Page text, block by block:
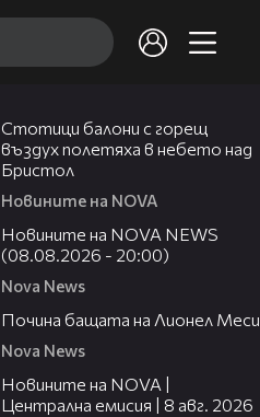
Стотици балони с горещ
въздух полетяха в небето над
Бристол
Новините на NOVA
Новините на NOVA NEWS
(08.08.2026 - 20:00)
Nova News
Почина бащата на Лионел Меси
Nova News
Новините на NOVA |
Централна емисия | 8 авг. 2026